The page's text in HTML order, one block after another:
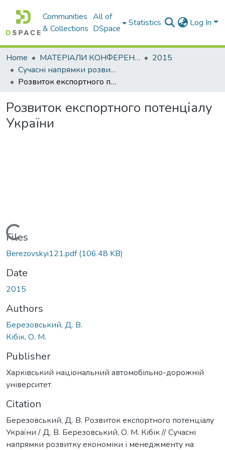
Communities
& Collections
All of
DSpace
Statistics Log In
Home МАТЕРІАЛИ КОНФЕРЕНЦІЙ
2015
Сучасні напрямки розвитку економіки і менеджменту на підприємствах України
Розвиток експортного потенціалу України
Розвиток експортного потенціалу
України
Loading...
Files
Berezovskyi121.pdf(106.48 KB)
Date
2015
Authors
Березовський, Д. В.
Кібік, О. М.
Publisher
Харківський національний автомобільно-дорожній
університет
Citation
Березовський, Д. В. Розвиток експортного потенціалу
України / Д. В. Березовський, О. М. Кібік // Сучасні
напрямки розвитку економіки і менеджменту на